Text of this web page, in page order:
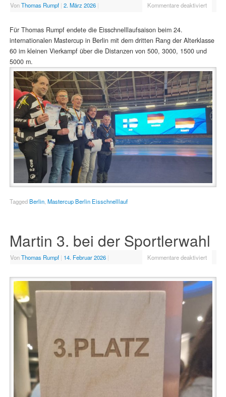
VonThomas Rumpf | 2. März 2026 | Kommentare deaktiviert
Für Thomas Rumpf endete die Eisschnelllaufsaison beim 24.
internationalen Mastercup in Berlin mit dem dritten Rang der Alterklasse
60 im kleinen Vierkampf über die Distanzen von 500, 3000, 1500 und
5000 m.
TaggedBerlin, Mastercup Berlin Eisschnelllauf
Martin 3. bei der Sportlerwahl
VonThomas Rumpf | 14. Februar 2026 | Kommentare deaktiviert